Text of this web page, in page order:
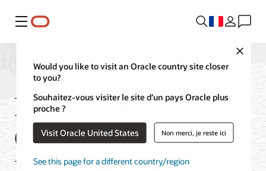
Menu
Would you like to visit an Oracle country site closer
to you?
Souhaitez-vous visiter le site d’un pays Oracle plus
proche ?
Visit Oracle United States Non merci, je reste ici
See this page for a different country/region
Lancez-vous avec
Oracle NoSQL